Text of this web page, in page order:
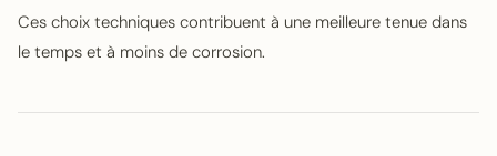
Ces choix techniques contribuent à une meilleure tenue dans
le temps et à moins de corrosion.